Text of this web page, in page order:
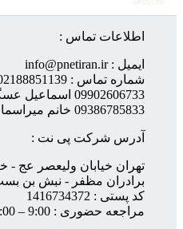
اطلاعات تماس :
ایمیل : info@pnetiran.ir
شماره تماس : 02188851139
09902606733 اسماعیل عسگریان
09386785833 خانم میراسماعیلی
آدرس شرکت پی نت :
تهران خیابان ولیعصر عج -
برادران مظفر - نبش بن بست کیا –
کد پستی : 1416734372
مراجعه حضوری : 9:00 – 17:00